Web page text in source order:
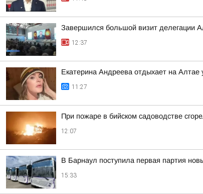
Завершился большой визит делегации
12:37
Екатерина Андреева отдыхает на Алтае
11:27
При пожаре в бийском садоводстве
12:07
В Барнаул поступила первая партия
15:33